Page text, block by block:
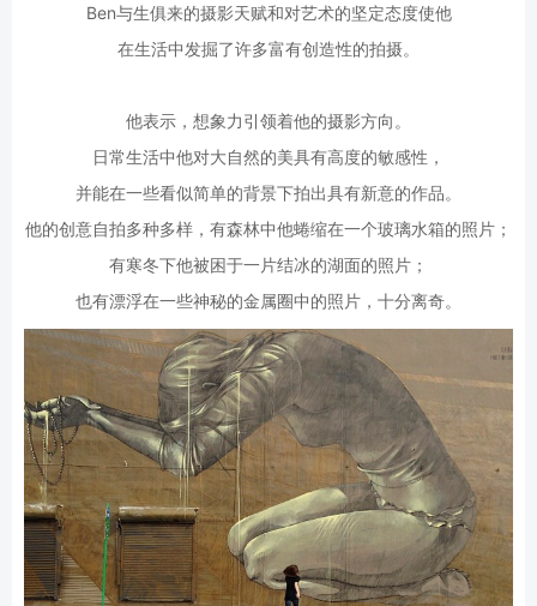
Ben与生俱来的摄影天赋和对艺术的坚定态度使他
在生活中发掘了许多富有创造性的拍摄。
他表示，想象力引领着他的摄影方向。
日常生活中他对大自然的美具有高度的敏感性，
并能在一些看似简单的背景下拍出具有新意的作品。
他的创意自拍多种多样，有森林中他蜷缩在一个玻璃水箱的照片；
有寒冬下他被困于一片结冰的湖面的照片；
也有漂浮在一些神秘的金属圈中的照片，十分离奇。